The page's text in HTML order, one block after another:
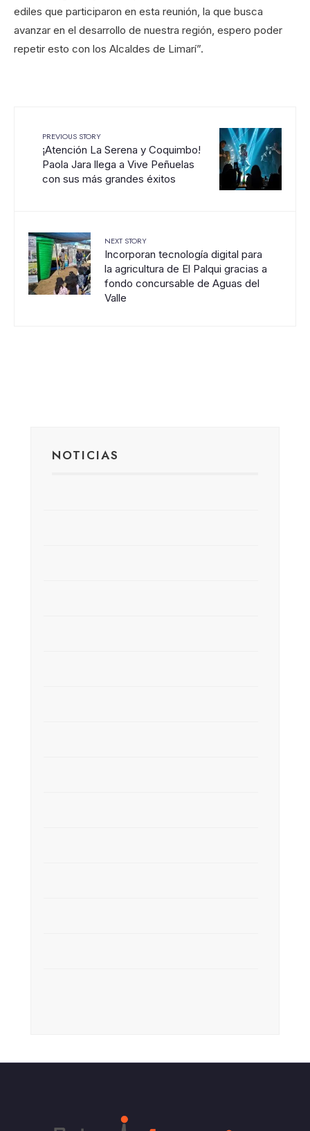
ediles que participaron en esta reunión, la que busca
avanzar en el desarrollo de nuestra región, espero poder
repetir esto con los Alcaldes de Limarí”.
PREVIOUS STORY
¡Atención La Serena y Coquimbo!
Paola Jara llega a Vive Peñuelas
con sus más grandes éxitos
NEXT STORY
Incorporan tecnología digital para
la agricultura de El Palqui gracias a
fondo concursable de Aguas del
Valle
NOTICIAS